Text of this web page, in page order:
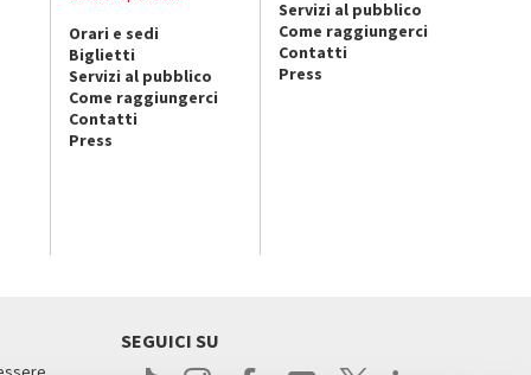
Orari e sedi
Biglietti
Servizi al pubblico
Come raggiungerci
Contatti
Press
Servizi al pubblico
Come raggiungerci
Contatti
Press
SEGUICI SU